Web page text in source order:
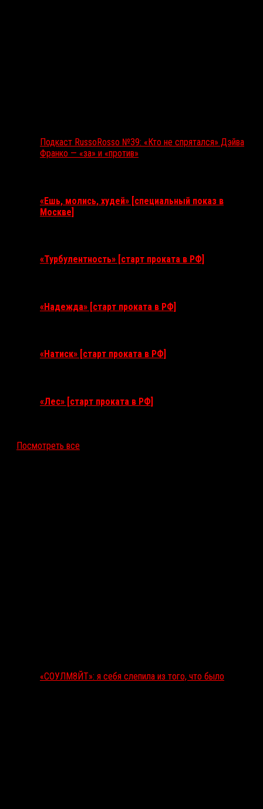
Подкаст RussoRosso №39: «Кто не спрятался» Дэйва
Франко — «за» и «против»
«Ешь, молись, худей» [специальный показ в
Москве]
«Турбулентность» [старт проката в РФ]
«Надежда» [старт проката в РФ]
«Натиск» [старт проката в РФ]
«Лес» [старт проката в РФ]
Посмотреть все
«СОУЛМ8ЙТ»: я себя слепила из того, что было